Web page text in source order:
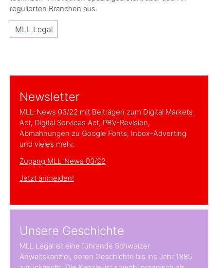
regulierten Branchen aus.
MLL Legal
Newsletter
MLL-News 03/22 mit Beiträgen zum Digital Markets
Act, Digital Services Act, PBV-Revision,
Abmahnungen zu Google Fonts, Inbox-Adverting
und vieles mehr.
Zugang MLL-News 03/22
Jetzt anmelden!
Unsere Geschichte
MLL Legal ist eine führende Schweizer
Anwaltskanzlei, deren Geschichte bis ins Jahr 1885